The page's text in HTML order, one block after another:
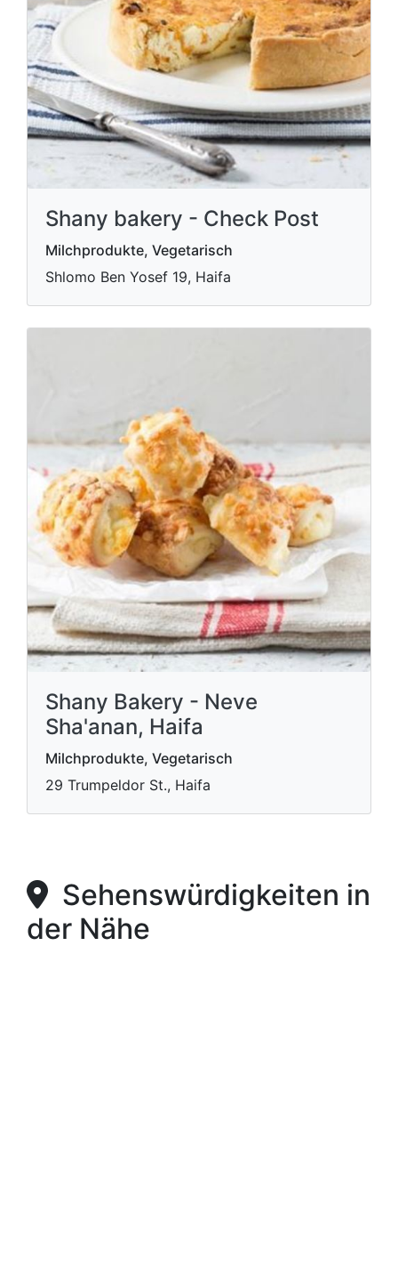
Shany bakery - Check Post
Milchprodukte, Vegetarisch
Shlomo Ben Yosef 19, Haifa
Shany Bakery - Neve
Sha'anan, Haifa
Milchprodukte, Vegetarisch
29 Trumpeldor St., Haifa
Sehenswürdigkeiten in
der Nähe